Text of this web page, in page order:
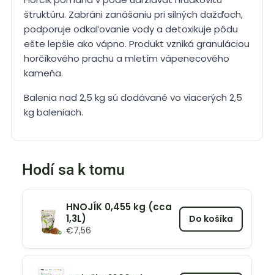
štruktúru. Zabráni zanášaniu pri silných dažďoch,
podporuje odkaľovanie vody a detoxikuje pôdu
ešte lepšie ako vápno. Produkt vzniká granuláciou
horčíkového prachu a mletím vápenecového
kameňa.
Balenia nad 2,5 kg sú dodávané vo viacerých 2,5
kg baleniach.
Hodí sa k tomu
HNOJÍK 0,455 kg (cca
1,3L)
€7,56
Do košíka